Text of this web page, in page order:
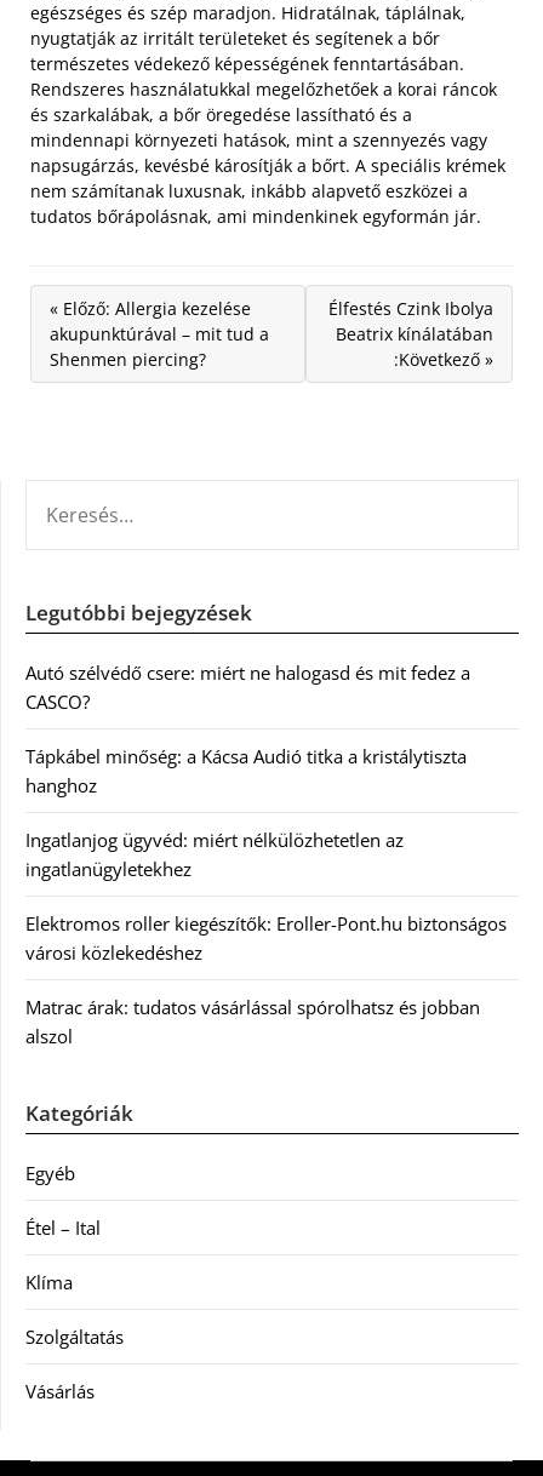
egészséges és szép maradjon. Hidratálnak, táplálnak,
nyugtatják az irritált területeket és segítenek a bőr
természetes védekező képességének fenntartásában.
Rendszeres használatukkal megelőzhetőek a korai ráncok
és szarkalábak, a bőr öregedése lassítható és a
mindennapi környezeti hatások, mint a szennyezés vagy
napsugárzás, kevésbé károsítják a bőrt. A speciális krémek
nem számítanak luxusnak, inkább alapvető eszközei a
tudatos bőrápolásnak, ami mindenkinek egyformán jár.
« Előző: Allergia kezelése
akupunktúrával – mit tud a
Shenmen piercing?
Élfestés Czink Ibolya
Beatrix kínálatában
:Következő »
Legutóbbi bejegyzések
Autó szélvédő csere: miért ne halogasd és mit fedez a
CASCO?
Tápkábel minőség: a Kácsa Audió titka a kristálytiszta
hanghoz
Ingatlanjog ügyvéd: miért nélkülözhetetlen az
ingatlanügyletekhez
Elektromos roller kiegészítők: Eroller-Pont.hu biztonságos
városi közlekedéshez
Matrac árak: tudatos vásárlással spórolhatsz és jobban
alszol
Kategóriák
Egyéb
Étel – Ital
Klíma
Szolgáltatás
Vásárlás